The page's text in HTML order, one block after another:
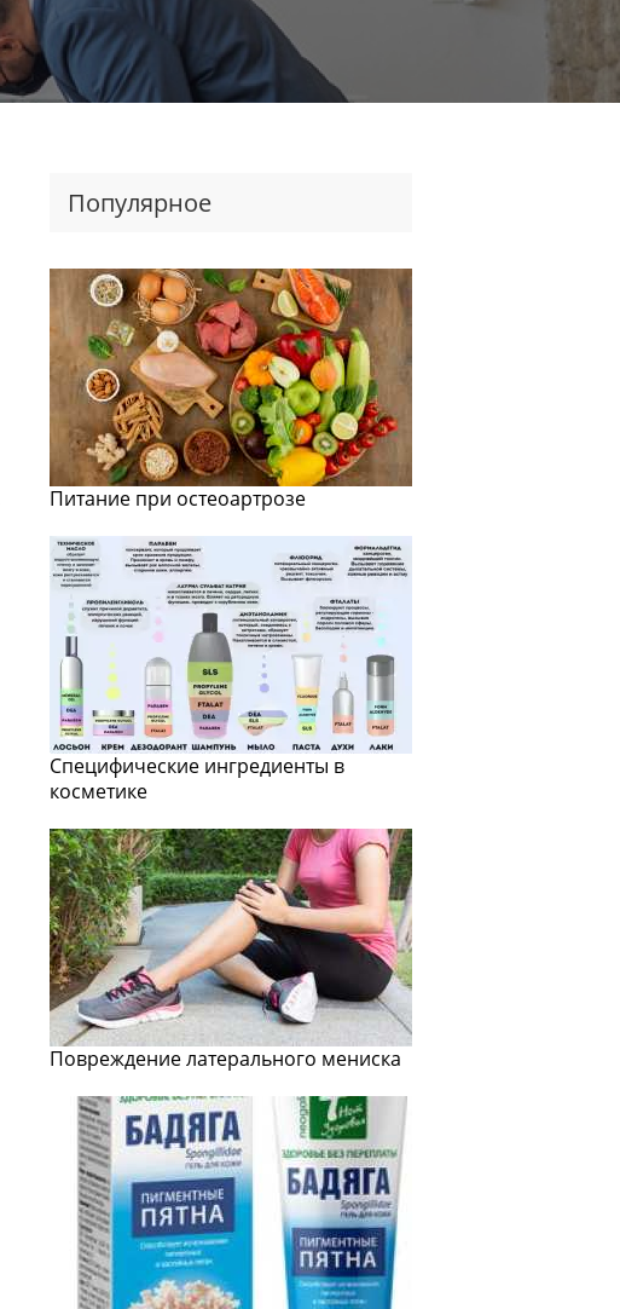
Популярное
Питание при остеоартрозе
Специфические ингредиенты в
косметике
Повреждение латерального мениска